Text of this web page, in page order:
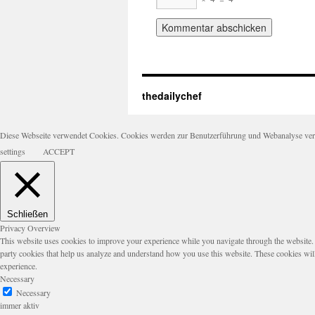
thedailychef
Diese Webseite verwendet Cookies. Cookies werden zur Benutzerführung und Webanalyse
settings
ACCEPT
Schließen
Privacy Overview
This website uses cookies to improve your experience while you navigate through the
party cookies that help us analyze and understand how you use this website. These
experience.
Necessary
Necessary
immer aktiv